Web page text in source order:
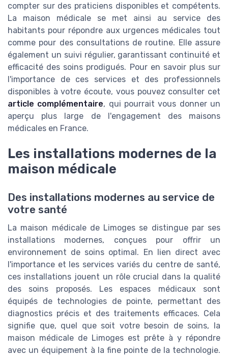
compter sur des praticiens disponibles et compétents.
La maison médicale se met ainsi au service des
habitants pour répondre aux urgences médicales tout
comme pour des consultations de routine. Elle assure
également un suivi régulier, garantissant continuité et
efficacité des soins prodigués. Pour en savoir plus sur
l'importance de ces services et des professionnels
disponibles à votre écoute, vous pouvez consulter cet
article complémentaire, qui pourrait vous donner un
aperçu plus large de l'engagement des maisons
médicales en France.
Les installations modernes de la
maison médicale
Des installations modernes au service de
votre santé
La maison médicale de Limoges se distingue par ses
installations modernes, conçues pour offrir un
environnement de soins optimal. En lien direct avec
l'importance et les services variés du centre de santé,
ces installations jouent un rôle crucial dans la qualité
des soins proposés. Les espaces médicaux sont
équipés de technologies de pointe, permettant des
diagnostics précis et des traitements efficaces. Cela
signifie que, quel que soit votre besoin de soins, la
maison médicale de Limoges est prête à y répondre
avec un équipement à la fine pointe de la technologie.